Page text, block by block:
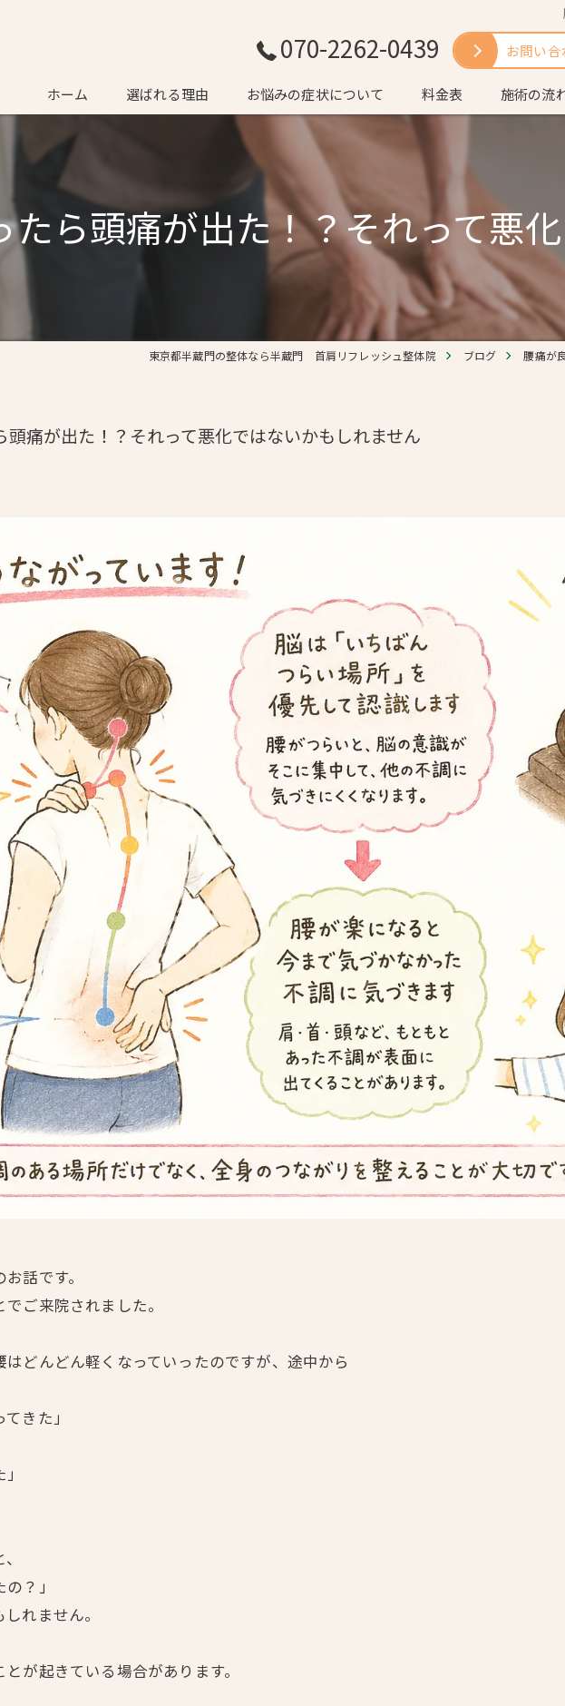
070-2262-0439 お問い
ホーム 選ばれる理由 お悩みの症状について 料金表 施術の流
たら頭痛が出た！？それって悪
東京都半蔵門の整体なら半蔵門 首肩リフレッシュ整体院 ブログ 腰痛が
頭痛が出た！？それって悪化ではないかもしれません
話です。
ご来院されました。
どんどん軽くなっていったのですが、途中から
きた」
？」
れません。
が起きている場合があります。